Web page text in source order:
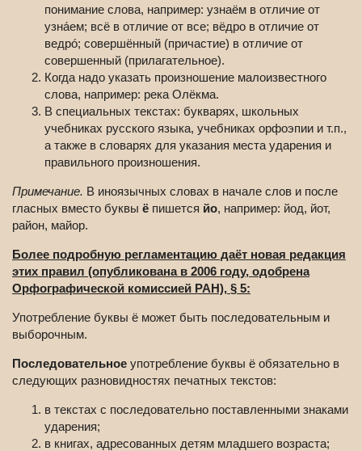
понимание слова, например: узнаём в отличие от
узна́ем; всё в отличие от все; вёдро в отличие от
ведрó; совершённый (причастие) в отличие от
совершенный (прилагательное).
Когда надо указать произношение малоизвестного
слова, например: река Олёкма.
В специальных текстах: букварях, школьных
учебниках русского языка, учебниках орфоэпии и т.п.,
а также в словарях для указания места ударения и
правильного произношения.
Примечание. В иноязычных словах в начале слов и после
гласных вместо буквы ё пишется йо, например: йод, йот,
район, майор.
Более подробную регламентацию даёт новая редакция
этих правил (опубликована в 2006 году, одобрена
Орфографической комиссией РАН), § 5:
Употребление буквы ё может быть последовательным и
выборочным.
Последовательное употребление буквы ё обязательно в
следующих разновидностях печатных текстов:
в текстах с последовательно поставленными знаками
ударения;
в книгах, адресованных детям младшего возраста;